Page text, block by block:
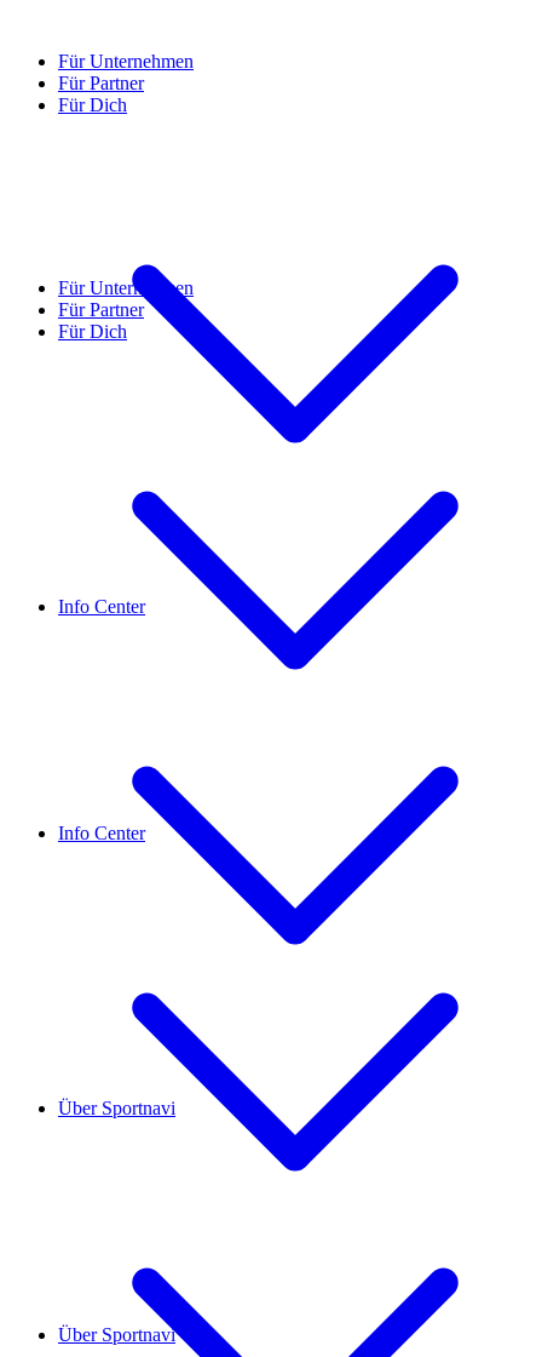
Für Unternehmen
Für Partner
Für Dich
Info Center
Über Sportnavi
Für Unternehmen
Für Partner
Für Dich
Info Center
Über Sportnavi